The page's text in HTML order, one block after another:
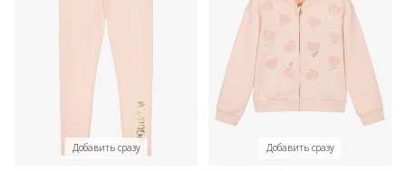
Добавить сразу Добавить сразу